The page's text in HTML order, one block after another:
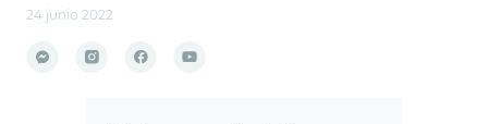
24 junio 2022